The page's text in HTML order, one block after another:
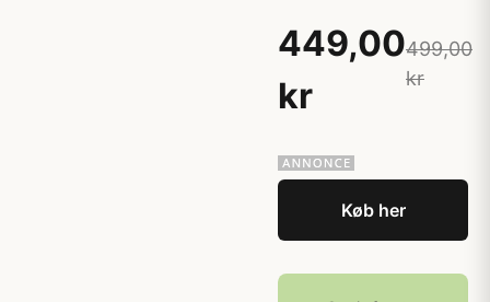
449,00
kr
499,00
kr
Køb her